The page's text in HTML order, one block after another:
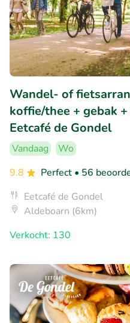
Wandel- of
koffie/thee + gebak
Eetcafé de Gondel
Vandaag
Wo
9.8
Perfect • 56
Eetcafé de Gondel
Aldeboarn (6km)
Verkocht: 130